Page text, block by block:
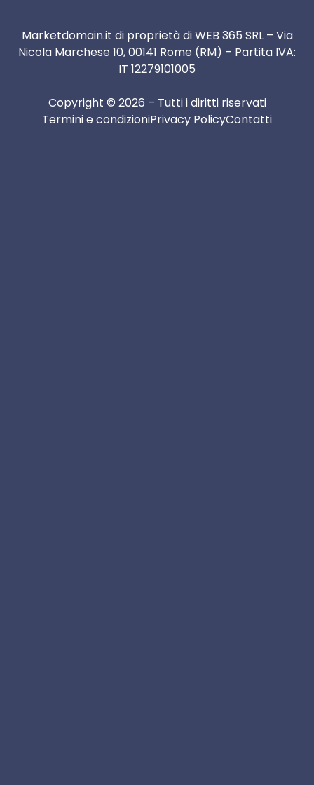
Marketdomain.it di proprietà di WEB 365 SRL – Via
Nicola Marchese 10, 00141 Rome (RM) – Partita IVA:
IT 12279101005
Copyright © 2026 – Tutti i diritti riservati
Termini e condizioniPrivacy PolicyContatti